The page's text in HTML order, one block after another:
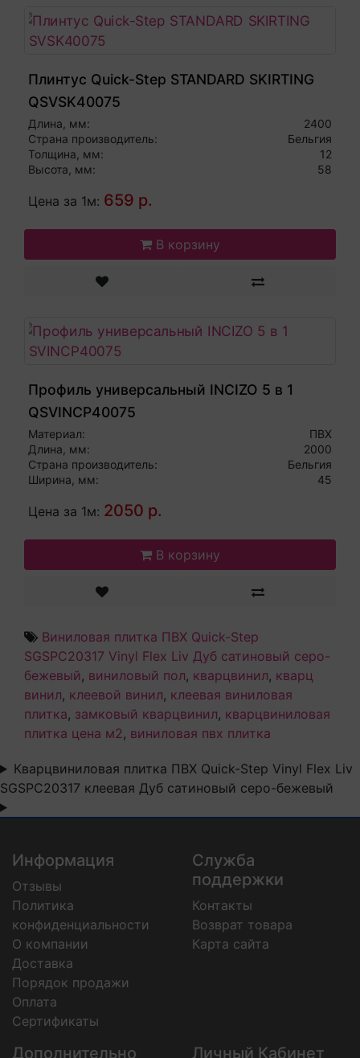
Плинтус Quick-Step STANDARD SKIRTING
QSVSK40075
Длина, мм:
2400
Страна производитель:
Бельгия
Толщина, мм:
12
Высота, мм:
58
Цена за 1м: 659 р.
В корзину
Профиль универсальный INCIZO 5 в 1
QSVINCP40075
Материал:
ПВХ
Длина, мм:
2000
Страна производитель:
Бельгия
Ширина, мм:
45
Цена за 1м: 2050 р.
В корзину
Виниловая плитка ПВХ Quick-Step
SGSPC20317 Vinyl Flex Liv Дуб сатиновый серо-
бежевый , виниловый пол, кварцвинил, кварц
винил, клеевой винил, клеевая виниловая
плитка, замковый кварцвинил, кварцвиниловая
плитка цена м2 , виниловая пвх плитка
Кварцвиниловая плитка ПВХ Quick-Step Vinyl Flex Liv
SGSPC20317 клеевая Дуб сатиновый серо-бежевый
Информация
Отзывы
Политика
конфиденциальности
О компании
Доставка
Порядок продажи
Оплата
Сертификаты
Служба
поддержки
Контакты
Возврат товара
Карта сайта
Дополнительно Личный Кабинет